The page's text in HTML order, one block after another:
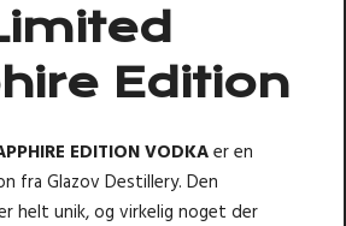
Edition
EDITION VODKAer en
fra Glazov Destillery. Den
helt unik, og virkelig noget der